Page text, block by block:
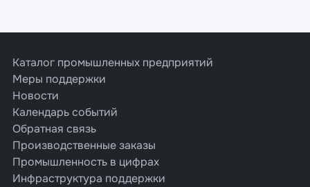
Каталог промышленных предприятий
Меры поддержки
Новости
Календарь событий
Обратная связь
Производственные заказы
Промышленность в цифрах
Инфраструктура поддержки